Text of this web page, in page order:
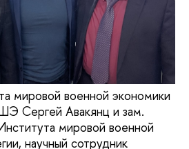
мировой военной экономики
Сергей Авакянц и зам.
мировой военной
научный сотрудник